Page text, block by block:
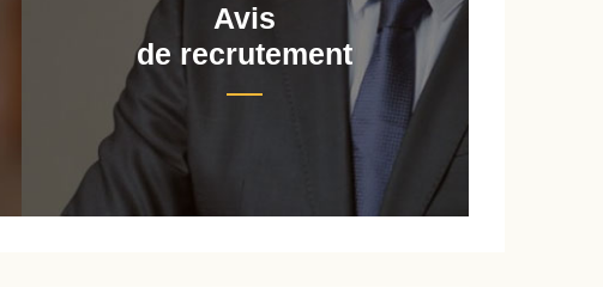
Avis
de recrutement